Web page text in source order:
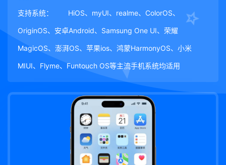
支持系统： HiOS、myUI、realme、ColorOS、
OriginOS、安卓Android、Samsung One UI、荣耀
MagicOS、澎湃OS、苹果ios、鸿蒙HarmonyOS、小米
MIUI、Flyme、Funtouch OS等主流手机系统均适用